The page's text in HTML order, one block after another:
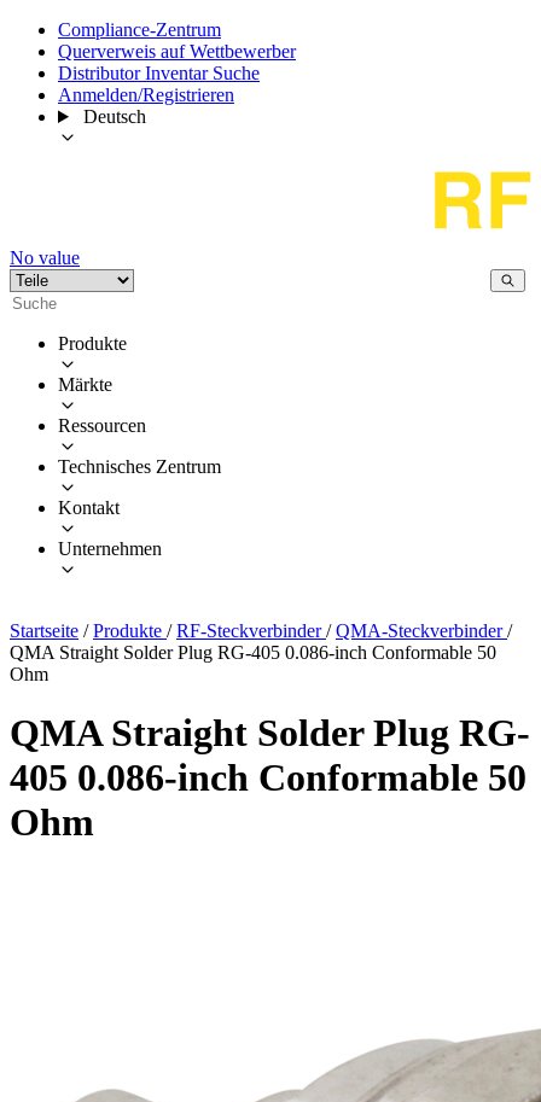
Compliance-Zentrum
Querverweis auf Wettbewerber
Distributor Inventar Suche
Anmelden/Registrieren
Deutsch
No value
Produkte
Märkte
Ressourcen
Technisches Zentrum
Kontakt
Unternehmen
Startseite / Produkte / RF-Steckverbinder/ QMA-Steckverbinder/
QMA Straight Solder Plug RG-405 0.086-inch Conformable 50
Ohm
QMA Straight Solder Plug RG-
405 0.086-inch Conformable 50
Ohm